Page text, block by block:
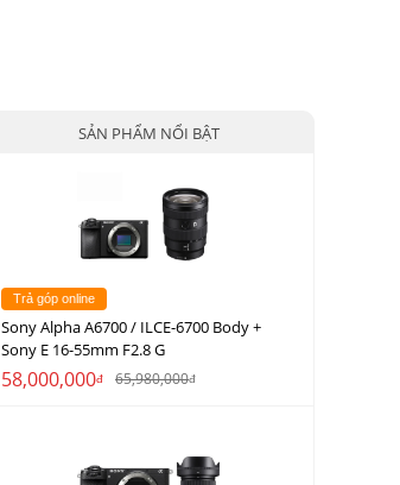
SẢN PHẨM NỔI BẬT
Trả góp online
Sony Alpha A6700 / ILCE-6700 Body +
Sony E 16-55mm F2.8 G
58,000,000đ 65,980,000đ